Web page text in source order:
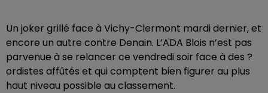
Un joker grillé face à Vichy-Clermont mardi dernier, et
encore un autre contre Denain. L’ADA Blois n’est pas
parvenue à se relancer ce vendredi soir face à des ?
ordistes affûtés et qui comptent bien figurer au plus
haut niveau possible au classement.